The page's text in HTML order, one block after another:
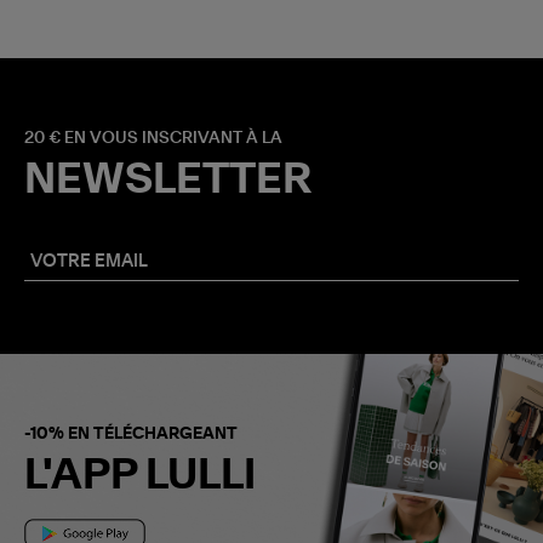
20 € EN VOUS INSCRIVANT À LA
NEWSLETTER
-10% EN TÉLÉCHARGEANT
L'APP LULLI